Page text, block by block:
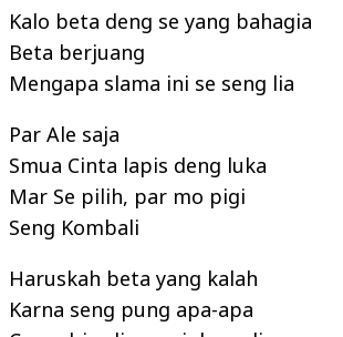
Kalo beta deng se yang bahagia
Beta berjuang
Mengapa slama ini se seng lia
Par Ale saja
Smua Cinta lapis deng luka
Mar Se pilih, par mo pigi
Seng Kombali
Haruskah beta yang kalah
Karna seng pung apa-apa